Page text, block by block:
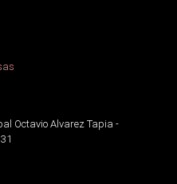
Octavio Alvarez Tapia -